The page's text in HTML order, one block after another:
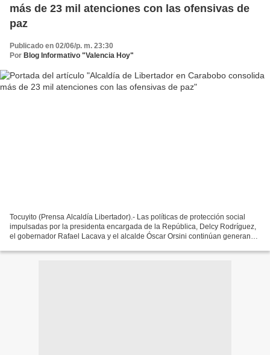
más de 23 mil atenciones con las ofensivas de
paz
Publicado en 02/06/p. m. 23:30
Por Blog Informativo "Valencia Hoy"
Tocuyito (Prensa Alcaldía Libertador).- Las políticas de protección social
impulsadas por la presidenta encargada de la República, Delcy Rodríguez,
el gobernador Rafael Lacava y el alcalde Óscar Orsini continúan generando